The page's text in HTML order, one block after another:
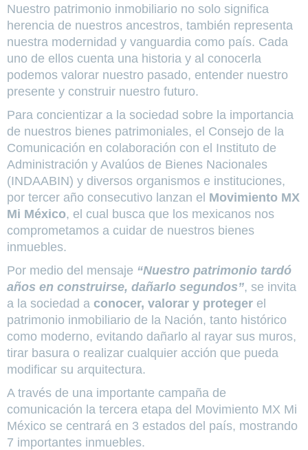
Nuestro patrimonio inmobiliario no solo significa
herencia de nuestros ancestros, también representa
nuestra modernidad y vanguardia como país. Cada
uno de ellos cuenta una historia y al conocerla
podemos valorar nuestro pasado, entender nuestro
presente y construir nuestro futuro.
Para concientizar a la sociedad sobre la importancia
de nuestros bienes patrimoniales, el Consejo de la
Comunicación en colaboración con el Instituto de
Administración y Avalúos de Bienes Nacionales
(INDAABIN) y diversos organismos e instituciones,
por tercer año consecutivo lanzan el Movimiento MX
Mi México, el cual busca que los mexicanos nos
comprometamos a cuidar de nuestros bienes
inmuebles.
Por medio del mensaje “Nuestro patrimonio tardó
años en construirse, dañarlo segundos”, se invita
a la sociedad a conocer, valorar y proteger el
patrimonio inmobiliario de la Nación, tanto histórico
como moderno, evitando dañarlo al rayar sus muros,
tirar basura o realizar cualquier acción que pueda
modificar su arquitectura.
A través de una importante campaña de
comunicación la tercera etapa del Movimiento MX Mi
México se centrará en 3 estados del país, mostrando
7 importantes inmuebles.